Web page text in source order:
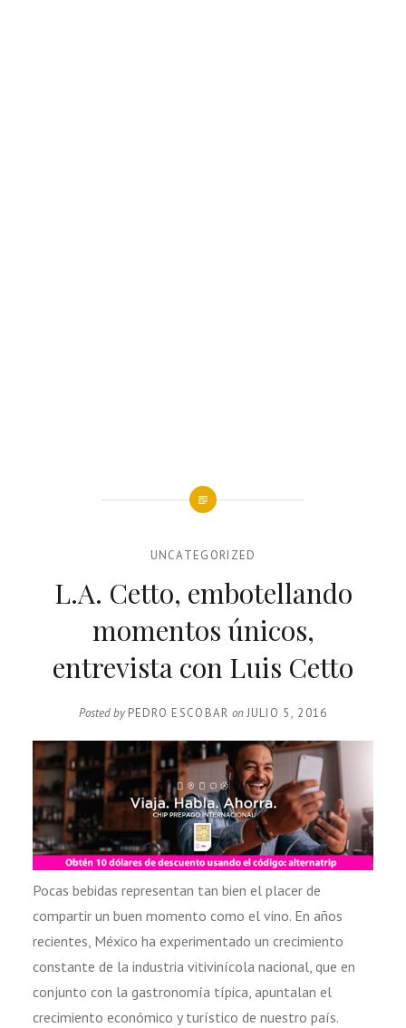
UNCATEGORIZED
L.A. Cetto, embotellando
momentos únicos,
entrevista con Luis Cetto
Posted by PEDRO ESCOBAR onJULIO 5, 2016
Pocas bebidas representan tan bien el placer de
compartir un buen momento como el vino. En años
recientes, México ha experimentado un crecimiento
constante de la industria vitivinícola nacional, que en
conjunto con la gastronomía típica, apuntalan el
crecimiento económico y turístico de nuestro país.